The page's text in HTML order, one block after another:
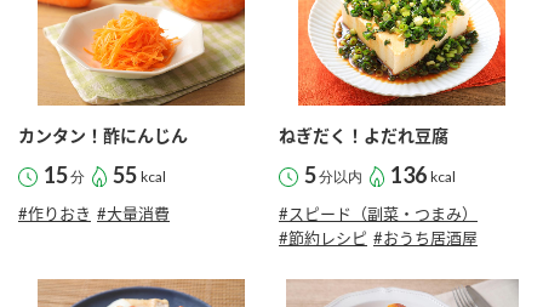
カンタン！酢にんじん
15分 55 kcal
#作りおき #大量消費
ねぎだく！よだれ豆腐
5分以内 136 kcal
#スピード（副菜・つまみ）
#節約レシピ #おうち居酒屋